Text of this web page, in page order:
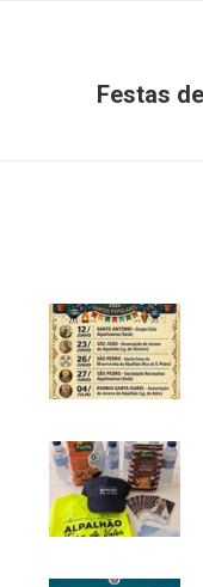
Festas